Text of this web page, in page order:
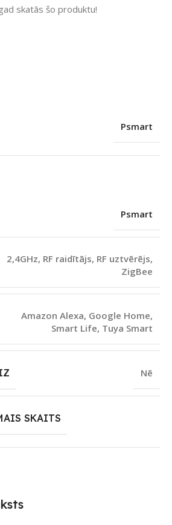
skatās šo produktu!
Psmart
Psmart
2,4GHz, RF raidītājs, RF uztvērējs,
ZigBee
Amazon Alexa, Google Home,
Smart Life, Tuya Smart
Nē
SKAITS